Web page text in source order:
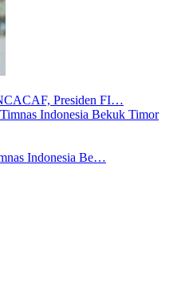
Presiden FI…
Indonesia Be…